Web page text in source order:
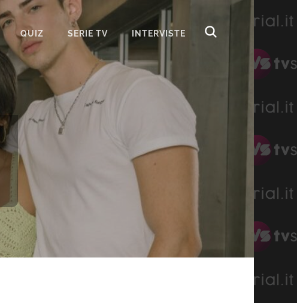
QUIZ SERIE TV INTERVISTE